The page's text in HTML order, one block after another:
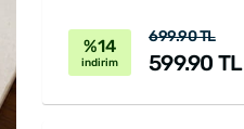
%14
indirim
699.90 TL
599.90 TL